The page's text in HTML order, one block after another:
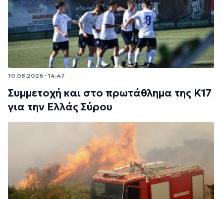
10.08.2026 · 14:47
Συμμετοχή και στο πρωτάθλημα της Κ17
για την Ελλάς Σύρου